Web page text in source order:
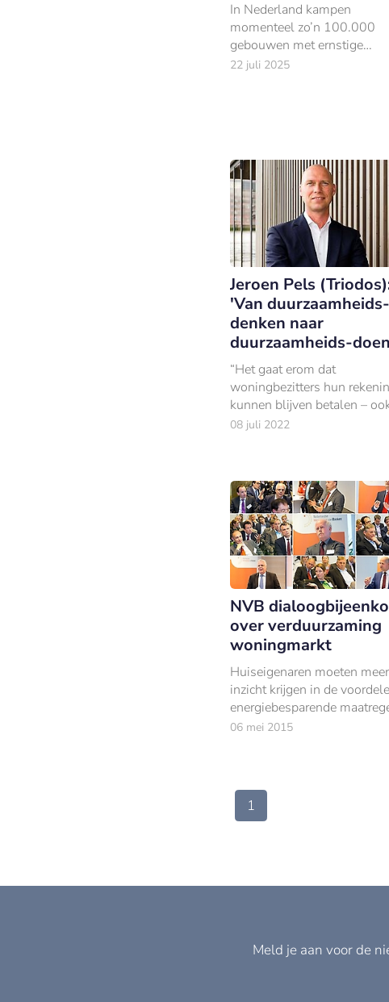
In Nederland kampen
momenteel zo’n 100.000
gebouwen met ernstige
funderingsproblemen.
22 juli 2025
Jeroen Pels
'Van duurzaamheids-
denken naar
duurzaamheids-
“Het gaat erom dat
woningbezitters hun
kunnen blijven betalen –
stijgende energielasten. De
woningbezitters.
08 juli 2022
NVB
over verduurzaming
woningmarkt
Huiseigenaren moeten meer
inzicht krijgen in de
energiebesparende
kunnen opleveren. De
06 mei 2015
1
Meld je aan voor de